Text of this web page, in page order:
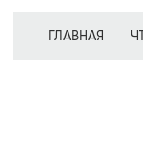
ГЛАВНАЯ